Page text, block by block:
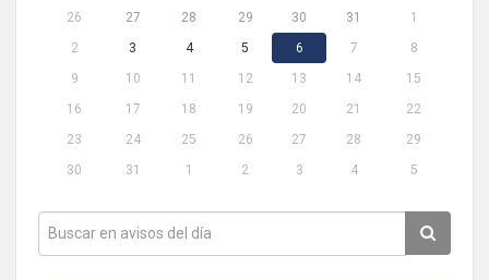
26 27 28 29 30 31
1
2
3 4 5 6 7
8
9
10 11 12 13 14
15
16
17 18 19 20 21
22
23
24 25 26 27 28
29
30
31 1 2 3 4 5